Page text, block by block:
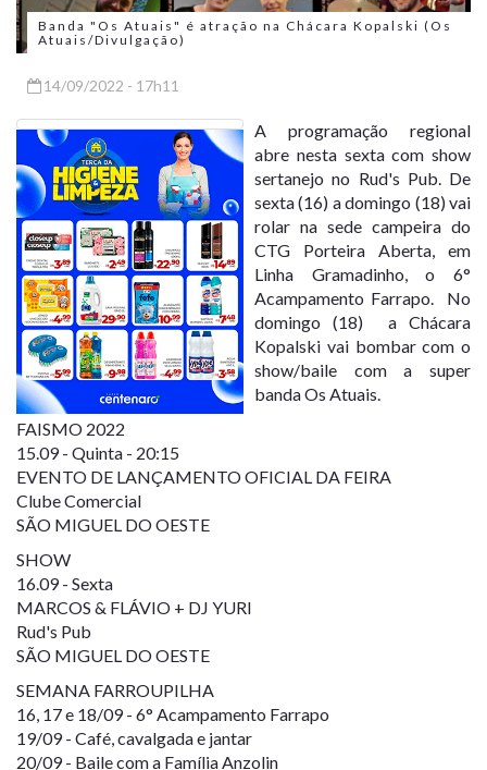
Banda "Os Atuais" é atração na Chácara Kopalski (Os
Atuais/Divulgação)
14/09/2022 - 17h11
A programação regional
abre nesta sexta com show
sertanejo no Rud's Pub. De
sexta (16) a domingo (18) vai
rolar na sede campeira do
CTG Porteira Aberta, em
Linha Gramadinho, o 6°
Acampamento Farrapo. No
domingo (18) a Chácara
Kopalski vai bombar com o
show/baile com a super
banda Os Atuais.
FAISMO 2022
15.09 - Quinta - 20:15
EVENTO DE LANÇAMENTO OFICIAL DA FEIRA
Clube Comercial
SÃO MIGUEL DO OESTE
SHOW
16.09 - Sexta
MARCOS & FLÁVIO + DJ YURI
Rud's Pub
SÃO MIGUEL DO OESTE
SEMANA FARROUPILHA
16, 17 e 18/09 - 6° Acampamento Farrapo
19/09 - Café, cavalgada e jantar
20/09 - Baile com a Família Anzolin